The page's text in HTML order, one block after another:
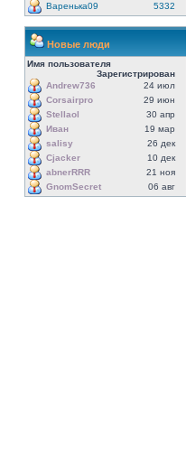
Варенька09
5332
Новые люди
Имя пользователя
Зарегистрирован
Andrew736
24 июл
Corsairpro
29 июн
Stellaol
30 апр
Иван
19 мар
salisy
26 дек
Cjacker
10 дек
abnerRRR
21 ноя
GnomSecret
06 авг